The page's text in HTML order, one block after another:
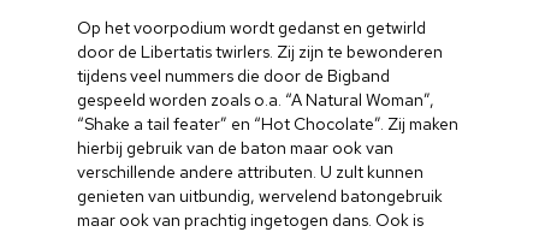
Op het voorpodium wordt gedanst en getwirld
door de Libertatis twirlers. Zij zijn te bewonderen
tijdens veel nummers die door de Bigband
gespeeld worden zoals o.a. “A Natural Woman”,
“Shake a tail feater” en “Hot Chocolate”. Zij maken
hierbij gebruik van de baton maar ook van
verschillende andere attributen. U zult kunnen
genieten van uitbundig, wervelend batongebruik
maar ook van prachtig ingetogen dans. Ook is